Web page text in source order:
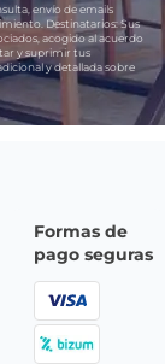
envío de emails
Destinatarios:Sus
acogido al acuerdo
y suprimir tus
y detallada sobre
Formas de
pago seguras